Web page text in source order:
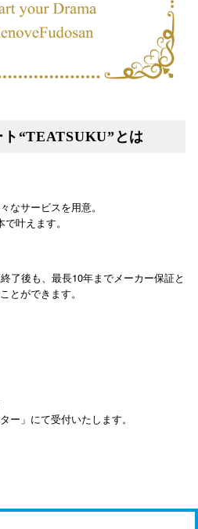
“TEATSUKU”とは
なサービスを用意。
叶えます。
了後も、最長10年までメーカー保証と
とができます。
ー」にて受付いたします。